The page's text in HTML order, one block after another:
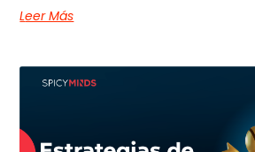
Leer Más